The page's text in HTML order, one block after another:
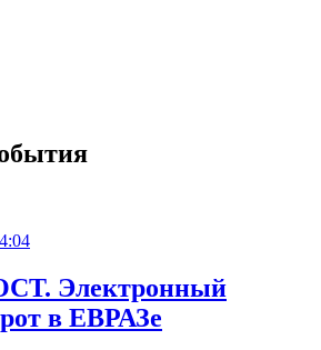
Электронный
в ЕВРАЗе